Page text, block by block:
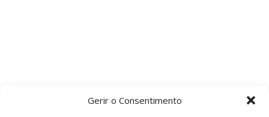
Gerir o Consentimento